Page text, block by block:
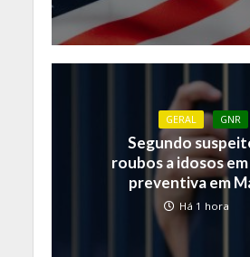
GERAL GNR
Segundo
roubos a idosos
preventiva em
Há 1 hora